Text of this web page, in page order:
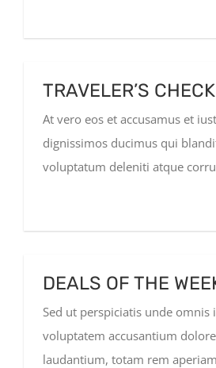
TRAVELER’S
At vero eos et accusamus et
dignissimos ducimus qui
voluptatum deleniti atque
DEALS OF THE
Sed ut perspiciatis unde omnis
voluptatem accusantium
laudantium, totam rem